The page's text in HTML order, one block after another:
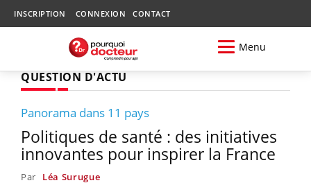
INSCRIPTION CONNEXION CONTACT
Menu
QUESTION D'ACTU
Panorama dans 11 pays
Politiques de santé : des initiatives
innovantes pour inspirer la France
Par Léa Surugue